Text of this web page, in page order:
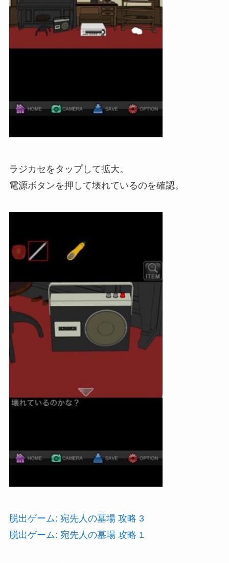
ラジカセをタップして拡大。
電源ボタンを押して壊れているのを確認。
脱出ゲーム: 宛先人の墓場 攻略 3
脱出ゲーム: 宛先人の墓場 攻略 1